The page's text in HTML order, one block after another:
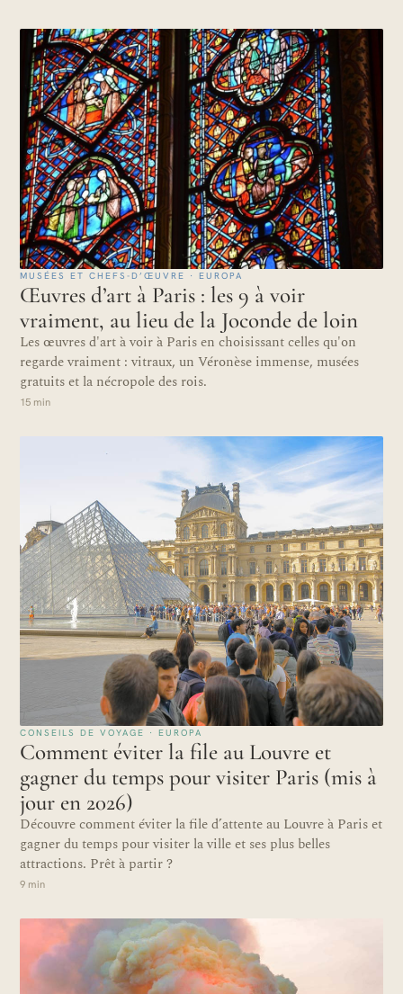
MUSÉES ET CHEFS-D’ŒUVRE · EUROPA
Œuvres d’art à Paris : les 9 à voir
vraiment, au lieu de la Joconde de loin
Les œuvres d'art à voir à Paris en choisissant celles qu'on
regarde vraiment : vitraux, un Véronèse immense, musées
gratuits et la nécropole des rois.
15 min
CONSEILS DE VOYAGE · EUROPA
Comment éviter la file au Louvre et
gagner du temps pour visiter Paris (mis à
jour en 2026)
Découvre comment éviter la file d’attente au Louvre à Paris et
gagner du temps pour visiter la ville et ses plus belles
attractions. Prêt à partir ?
9 min